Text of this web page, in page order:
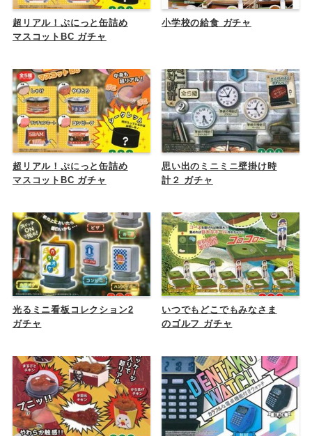
超リアル！ぷにっと缶詰め
マスコットBC ガチャ
小学校の給食 ガチャ
超リアル！ぷにっと缶詰め
マスコットBC ガチャ
思い出のミニミニ壁掛け時
計２ ガチャ
光るミニ看板コレクション2
ガチャ
いつでもどこでもみなさま
のゴルフ ガチャ